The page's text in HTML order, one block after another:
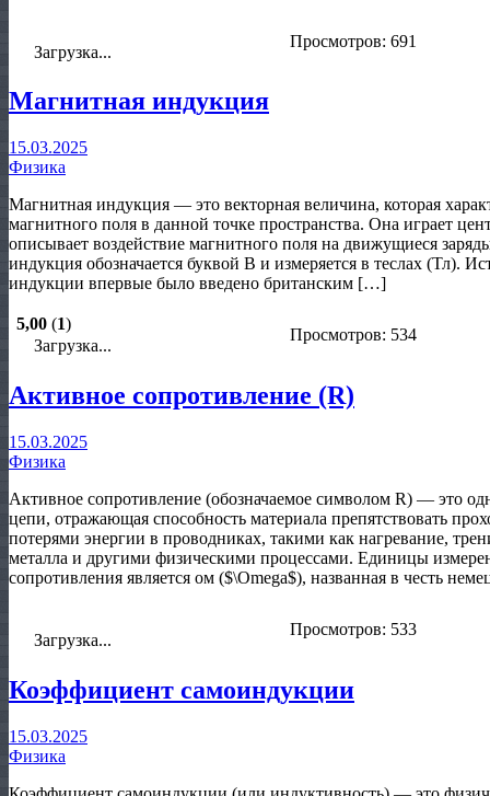
Загрузка...
Просмотров: 691
Магнитная индукция
15.03.2025
Физика
Магнитная индукция — это векторная величина, которая
магнитного поля в данной точке пространства. Она играет
описывает воздействие магнитного поля на движущиеся
индукция обозначается буквой B и измеряется в теслах (Тл).
индукции впервые было введено британским […]
5,00 (1)
Загрузка...
Просмотров: 534
Активное сопротивление (R)
15.03.2025
Физика
Активное сопротивление (обозначаемое символом R) — это
цепи, отражающая способность материала препятствовать
потерями энергии в проводниках, такими как нагревание,
металла и другими физическими процессами. Единицы
сопротивления является ом ($\Omega$), названная в честь
Загрузка...
Просмотров: 533
Коэффициент самоиндукции
15.03.2025
Физика